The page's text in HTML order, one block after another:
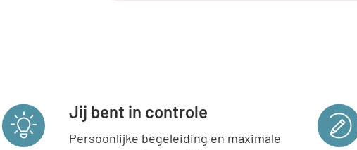
Jij bent in controle
Persoonlijke begeleiding en maximale